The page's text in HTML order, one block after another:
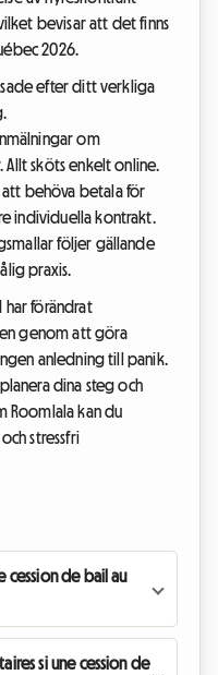
bevisar att det finns
2026.
efter ditt verkliga
om
Allt sköts enkelt online.
behöva betala för
individuella kontrakt.
följer gällande
praxis.
har förändrat
genom att göra
anledning till panik.
dina steg och
Roomlala kan du
stressfri
cession de bail au
si une cession de